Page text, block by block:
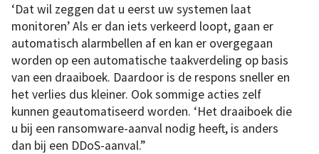
‘Dat wil zeggen dat u eerst uw systemen laat
monitoren’ Als er dan iets verkeerd loopt, gaan er
automatisch alarmbellen af en kan er overgegaan
worden op een automatische taakverdeling op basis
van een draaiboek. Daardoor is de respons sneller en
het verlies dus kleiner. Ook sommige acties zelf
kunnen geautomatiseerd worden. ‘Het draaiboek die
u bij een ransomware-aanval nodig heeft, is anders
dan bij een DDoS-aanval.”